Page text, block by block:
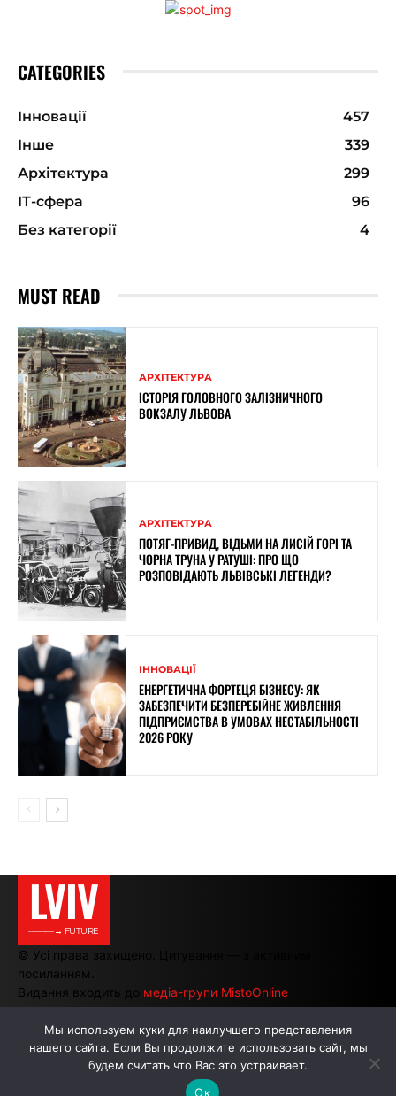
CATEGORIES
Інновації
457
Інше
339
Архітектура
299
ІТ-сфера
96
Без категорії
4
MUST READ
АРХІТЕКТУРА
ІСТОРІЯ ГОЛОВНОГО ЗАЛІЗНИЧНОГО
ВОКЗАЛУ ЛЬВОВА
АРХІТЕКТУРА
ПОТЯГ-ПРИВИД, ВІДЬМИ НА ЛИСІЙ ГОРІ ТА
ЧОРНА ТРУНА У РАТУШІ: ПРО ЩО
РОЗПОВІДАЮТЬ ЛЬВІВСЬКІ ЛЕГЕНДИ?
ІННОВАЦІЇ
ЕНЕРГЕТИЧНА ФОРТЕЦЯ БІЗНЕСУ: ЯК
ЗАБЕЗПЕЧИТИ БЕЗПЕРЕБІЙНЕ ЖИВЛЕННЯ
ПІДПРИЄМСТВА В УМОВАХ НЕСТАБІЛЬНОСТІ
2026 РОКУ
LVIV
———→ FUTURE
© Усі права захищено. Цитування — з активним
посиланням.
Видання входить до медіа-групи MistoOnline
АВТОРИ РЕКЛАМА НА САЙТІ
Мы используем куки для наилучшего представления
нашего сайта. Если Вы продолжите использовать сайт, мы
будем считать что Вас это устраивает.
Ок